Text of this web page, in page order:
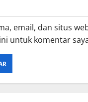
email, dan situs
untuk komentar